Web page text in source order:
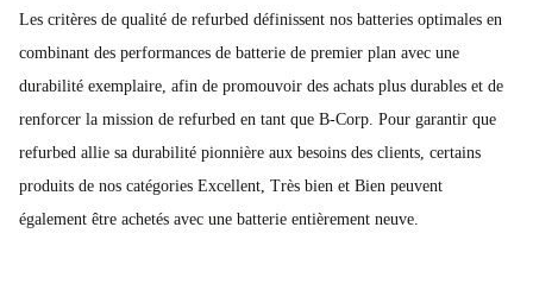
Les critères de qualité de refurbed définissent nos batteries optimales en
combinant des performances de batterie de premier plan avec une
durabilité exemplaire, afin de promouvoir des achats plus durables et de
renforcer la mission de refurbed en tant que B-Corp. Pour garantir que
refurbed allie sa durabilité pionnière aux besoins des clients, certains
produits de nos catégories Excellent, Très bien et Bien peuvent
également être achetés avec une batterie entièrement neuve.